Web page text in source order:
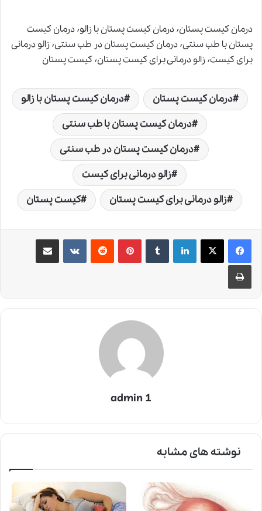
درمان کیست پستان٬ درمان کیست پستان با زالو٬ درمان کیست
پستان با طب سنتی٬ درمان کیست پستان در طب سنتی٬ زالو درمانی
برای کیست٬ زالو درمانی برای کیست پستان٬ کیست پستان
درمان کیست پستان
درمان کیست پستان با زالو
درمان کیست پستان با طب سنتی
درمان کیست پستان در طب سنتی
زالو درمانی برای کیست
زالو درمانی برای کیست پستان
کیست پستان
لینکدین ‫تامبلر ‫پین‌ترست‫رددیت ‫VKontakteاشتراک گذاری از طریق ایمیل
چاپ
admin 1
نوشته های مشابه